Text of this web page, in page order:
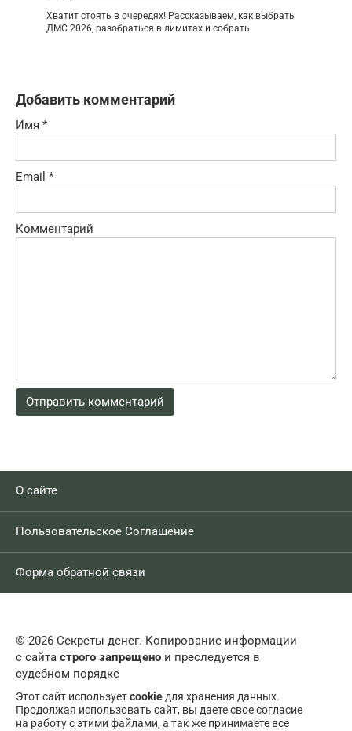
Хватит стоять в очередях! Рассказываем, как выбрать
ДМС 2026, разобраться в лимитах и собрать
Добавить комментарий
Имя *
Email *
Комментарий
О сайте
Пользовательское Соглашение
Форма обратной связи
© 2026 Секреты денег. Копирование информации
с сайта строго запрещено и преследуется в
судебном порядке
Этот сайт используетcookie для хранения данных.
Продолжая использовать сайт, вы даете свое согласие
на работу с этими файлами, а так же принимаете все